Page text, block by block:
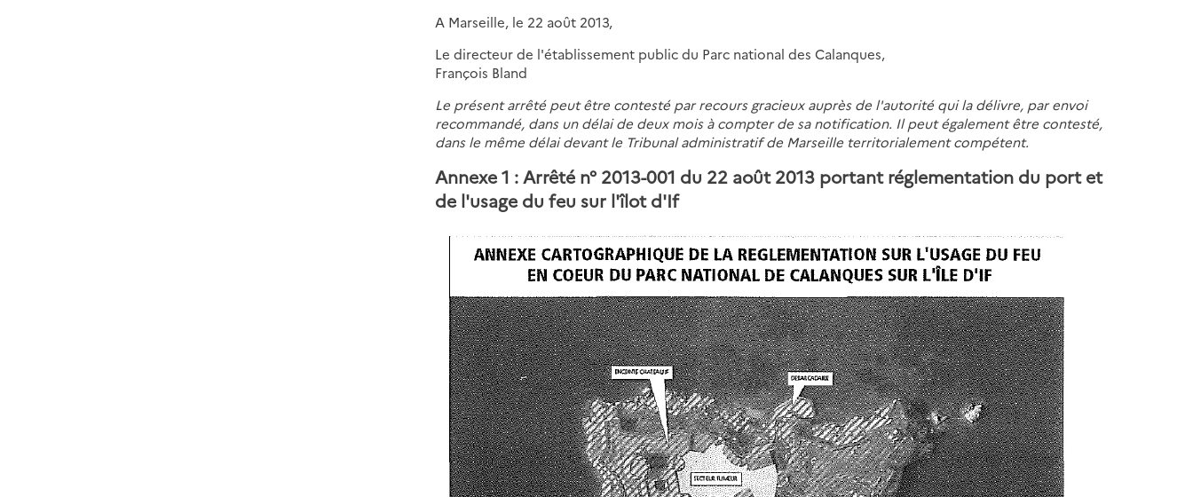
A Marseille, le 22 août 2013,
Le directeur de l'établissement public du Parc national des Calanques,
François Bland
Le présent arrêté peut être contesté par recours gracieux auprès de l'autorité qui la délivre, par envoi
recommandé, dans un délai de deux mois à compter de sa notification. Il peut également être contesté,
dans le même délai devant le Tribunal administratif de Marseille territorialement compétent.
Annexe 1 : Arrêté n° 2013-001 du 22 août 2013 portant réglementation du port et
de l'usage du feu sur l'îlot d'If